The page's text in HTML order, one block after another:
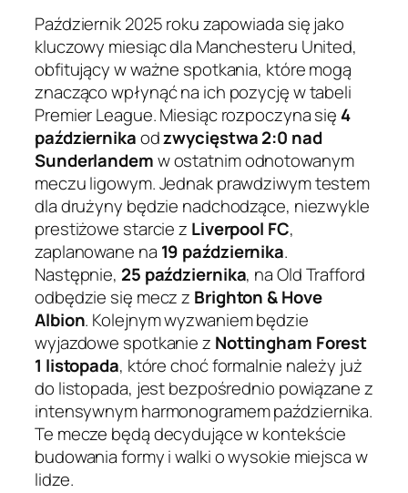
Październik 2025 roku zapowiada się jako
kluczowy miesiąc dla Manchesteru United,
obfitujący w ważne spotkania, które mogą
znacząco wpłynąć na ich pozycję w tabeli
Premier League. Miesiąc rozpoczyna się 4
październikaodzwycięstwa 2:0 nad
Sunderlandemw ostatnim odnotowanym
meczu ligowym. Jednak prawdziwym testem
dla drużyny będzie nadchodzące, niezwykle
prestiżowe starcie z Liverpool FC,
zaplanowane na 19 października.
Następnie, 25 października, na Old Trafford
odbędzie się mecz z Brighton & Hove
Albion. Kolejnym wyzwaniem będzie
wyjazdowe spotkanie z Nottingham Forest
1 listopada, które choć formalnie należy już
do listopada, jest bezpośrednio powiązane z
intensywnym harmonogramem października.
Te mecze będą decydujące w kontekście
budowania formy i walki o wysokie miejsca w
lidze.